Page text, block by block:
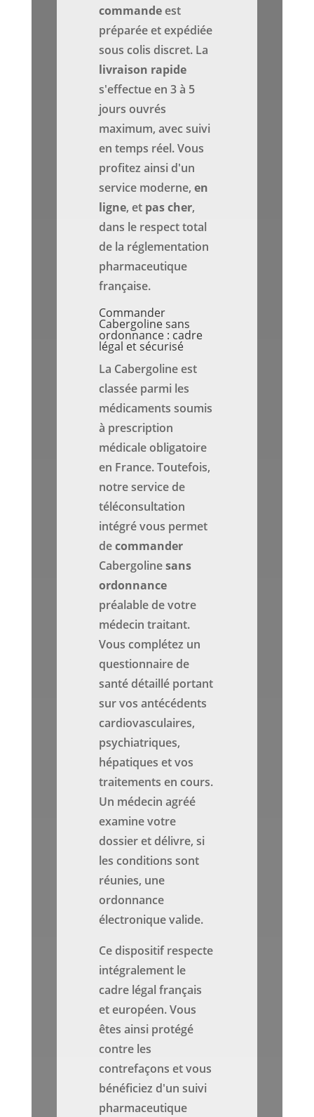
commandeest
préparée et expédiée
sous colis discret. La
livraison rapide
s'effectue en 3 à 5
jours ouvrés
maximum, avec suivi
en temps réel. Vous
profitez ainsi d'un
service moderne,en
ligne, et pas cher,
dans le respect total
de la réglementation
pharmaceutique
française.
Commander
Cabergoline sans
ordonnance : cadre
légal et sécurisé
La Cabergoline est
classée parmi les
médicaments soumis
à prescription
médicale obligatoire
en France. Toutefois,
notre service de
téléconsultation
intégré vous permet
decommander
Cabergolinesans
ordonnance
préalable de votre
médecin traitant.
Vous complétez un
questionnaire de
santé détaillé portant
sur vos antécédents
cardiovasculaires,
psychiatriques,
hépatiques et vos
traitements en cours.
Un médecin agréé
examine votre
dossier et délivre, si
les conditions sont
réunies, une
ordonnance
électronique valide.
Ce dispositif respecte
intégralement le
cadre légal français
et européen. Vous
êtes ainsi protégé
contre les
contrefaçons et vous
bénéficiez d'un suivi
pharmaceutique